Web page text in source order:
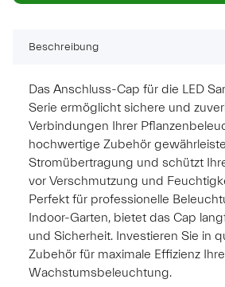
Beschreibung
Das Anschluss-Cap für die LED
Serie ermöglicht sichere und
Verbindungen Ihrer
hochwertige Zubehör
Stromübertragung und schützt
vor Verschmutzung und
Perfekt für professionelle
Indoor-Garten, bietet das Cap
und Sicherheit. Investieren Sie in
Zubehör für maximale Effizienz
Wachstumsbeleuchtung.